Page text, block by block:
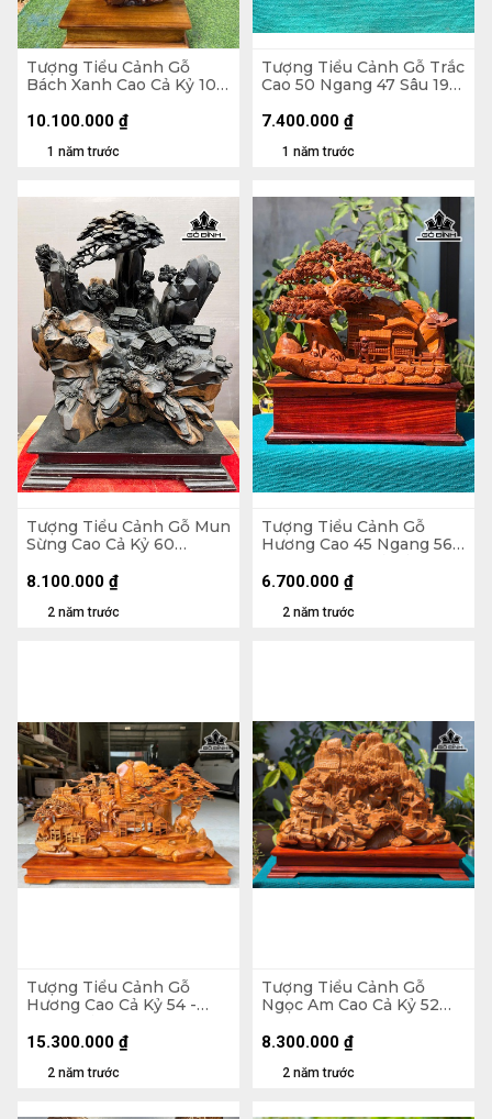
Tượng Tiểu Cảnh Gỗ
Bách Xanh Cao Cả Kỷ 105
Kỷ Cao 10 (cm)
1 năm trước
10.100.000 ₫
Tượng Tiểu Cảnh Gỗ Trắc
Cao 50 Ngang 47 Sâu 19
1 năm trước
7.400.000 ₫
Tượng Tiểu Cảnh Gỗ Mun
Sừng Cao Cả Kỷ 60
Riêng Kỷ Cao 10 (cm)
2 năm trước
8.100.000 ₫
Tượng Tiểu Cảnh Gỗ
Hương Cao 45 Ngang 56
2 năm trước
6.700.000 ₫
Tượng Tiểu Cảnh Gỗ
Hương Cao Cả Kỷ 54 -
Sâu 25 (cm)
2 năm trước
15.300.000 ₫
Tượng Tiểu Cảnh Gỗ
Ngọc Am Cao Cả Kỷ 52
Ngang 70 Sâu 32 (cm)
2 năm trước
8.300.000 ₫